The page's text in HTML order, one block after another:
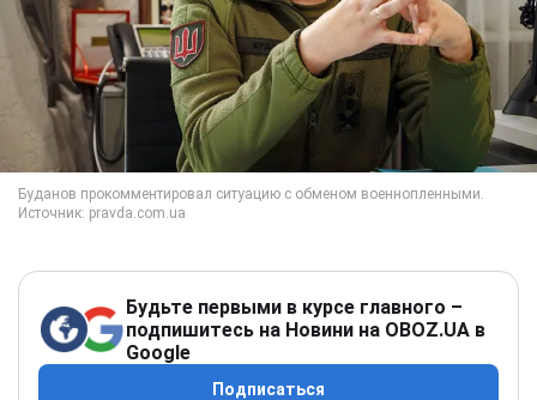
Будьте первыми в курсе главного –
подпишитесь на Новини на OBOZ.UA в
Google
Подписаться